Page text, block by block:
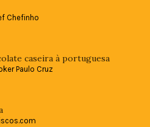
Chefinho
caseira à portuguesa
Paulo Cruz